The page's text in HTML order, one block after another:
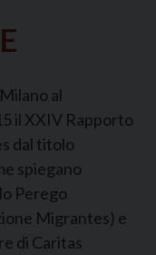
al
il XXIV Rapporto
dal titolo
spiegano
Perego
Migrantes) e
di Caritas